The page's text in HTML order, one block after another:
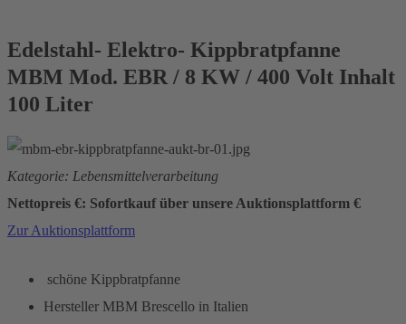
Edelstahl- Elektro- Kippbratpfanne
MBM Mod. EBR / 8 KW / 400 Volt Inhalt
100 Liter
Kategorie: Lebensmittelverarbeitung
Nettopreis €: Sofortkauf über unsere Auktionsplattform €
Zur Auktionsplattform
schöne Kippbratpfanne
Hersteller MBM Brescello in Italien